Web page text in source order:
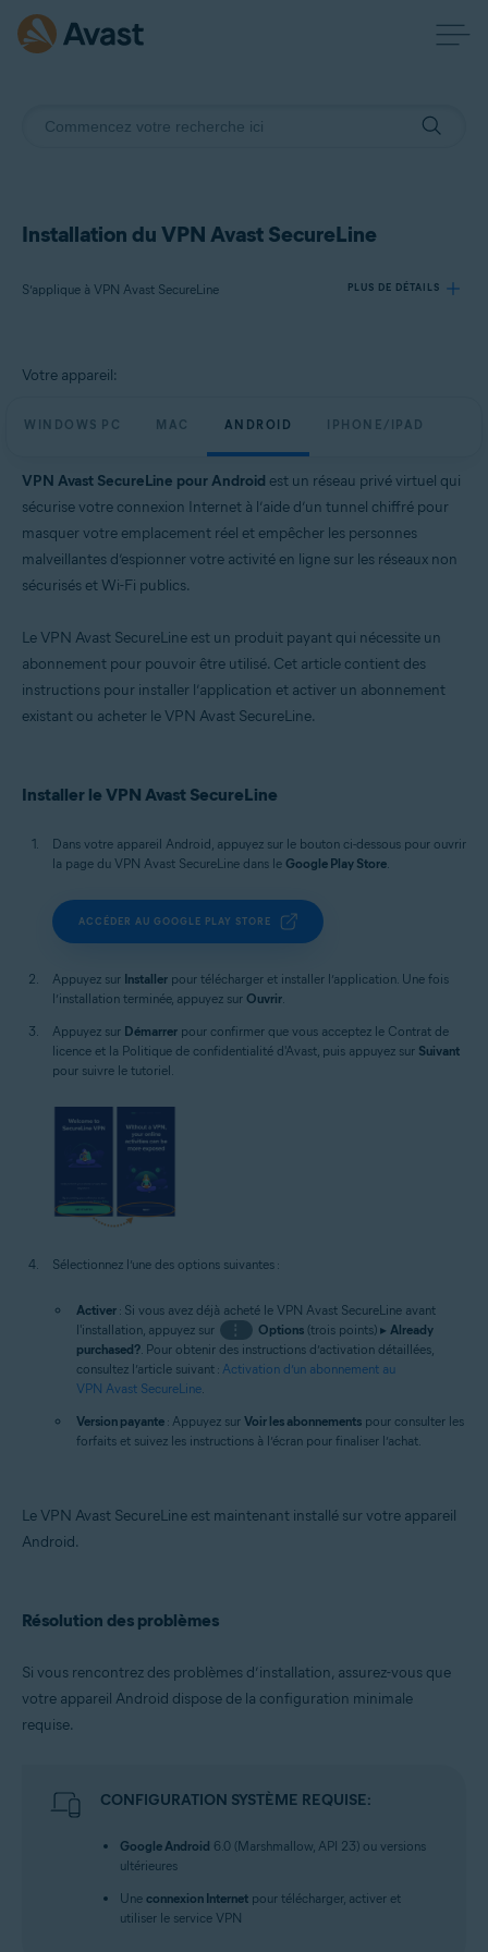
Installation du VPN Avast SecureLine
S’applique à VPN Avast SecureLine PLUS DE DÉTAILS
Produits:
Windows, macOS, Android, iOS
Votre appareil:
WINDOWS PC MAC ANDROID IPHONE/IPAD
VPN Avast SecureLine pour Android est un réseau privé virtuel qui
sécurise votre connexion Internet à l’aide d’un tunnel chiffré pour
masquer votre emplacement réel et empêcher les personnes
malveillantes d’espionner votre activité en ligne sur les réseaux non
sécurisés et Wi-Fi publics.
Le VPN Avast SecureLine est un produit payant qui nécessite un
abonnement pour pouvoir être utilisé. Cet article contient des
instructions pour installer l’application et activer un abonnement
existant ou acheter le VPN Avast SecureLine.
Installer le VPN Avast SecureLine
Dans votre appareil Android, appuyez sur le bouton ci-dessous pour ouvrir
la page du VPN Avast SecureLine dans le Google Play Store.
ACCÉDER AU GOOGLE PLAY STORE
Appuyez sur Installer pour télécharger et installer l’application. Une fois
l’installation terminée, appuyez sur Ouvrir.
Appuyez sur Démarrer pour confirmer que vous acceptez le Contrat de
licence et la Politique de confidentialité d'Avast, puis appuyez sur Suivant
pour suivre le tutoriel.
Sélectionnez l’une des options suivantes :
Activer : Si vous avez déjà acheté le VPN Avast SecureLine avant
l'installation, appuyez sur
⋮ Options(trois points) ▸ Already
purchased? . Pour obtenir des instructions d’activation détaillées,
consultez l’article suivant : Activation d’un abonnement au
VPN Avast SecureLine
Version payante : Appuyez sur Voir les abonnements pour consulter les
forfaits et suivez les instructions à l’écran pour finaliser l’achat.
Le VPN Avast SecureLine est maintenant installé sur votre appareil
Android.
Résolution des problèmes
Si vous rencontrez des problèmes d’installation, assurez-vous que
votre appareil Android dispose de la configuration minimale
requise.
CONFIGURATION SYSTÈME REQUISE:
Google Android 6.0 (Marshmallow, API 23) ou versions
ultérieures
Une connexion Internet pour télécharger, activer et
utiliser le service VPN